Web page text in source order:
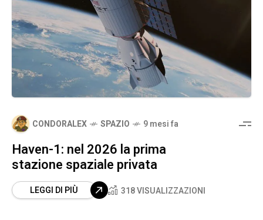
CONDORALEX SPAZIO 9 mesi fa
Haven-1: nel 2026 la prima
stazione spaziale privata
LEGGI DI PIÙ 318 VISUALIZZAZIONI